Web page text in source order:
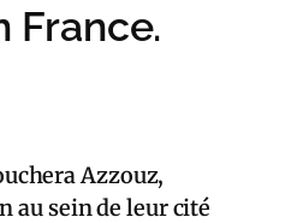
France.
Azzouz,
au sein de leur cité